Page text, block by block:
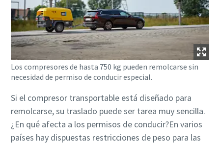
Los compresores de hasta 750 kg pueden remolcarse sin
necesidad de permiso de conducir especial.
Si el compresor transportable está diseñado para
remolcarse, su traslado puede ser tarea muy sencilla.
¿En qué afecta a los permisos de conducir?En varios
países hay dispuestas restricciones de peso para las